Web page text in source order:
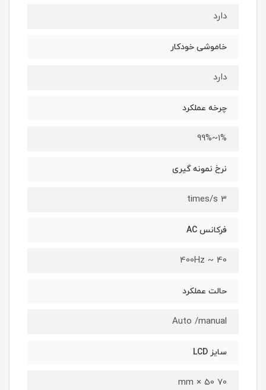
دارد
خاموشی خودکار
دارد
چرخه عملکرد
1%~99%
نرخ نمونه گیری
3 times/s
فرکانس AC
40 ~ 400Hz
حالت عملکرد
Auto /manual
سایز LCD
70 50 × mm